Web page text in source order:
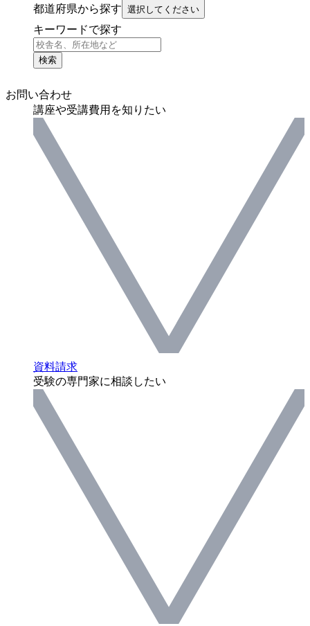
都道府県から探す 選択してください
キーワードで探す
検索
お問い合わせ
講座や受講費用を知りたい
資料請求
受験の専門家に相談したい